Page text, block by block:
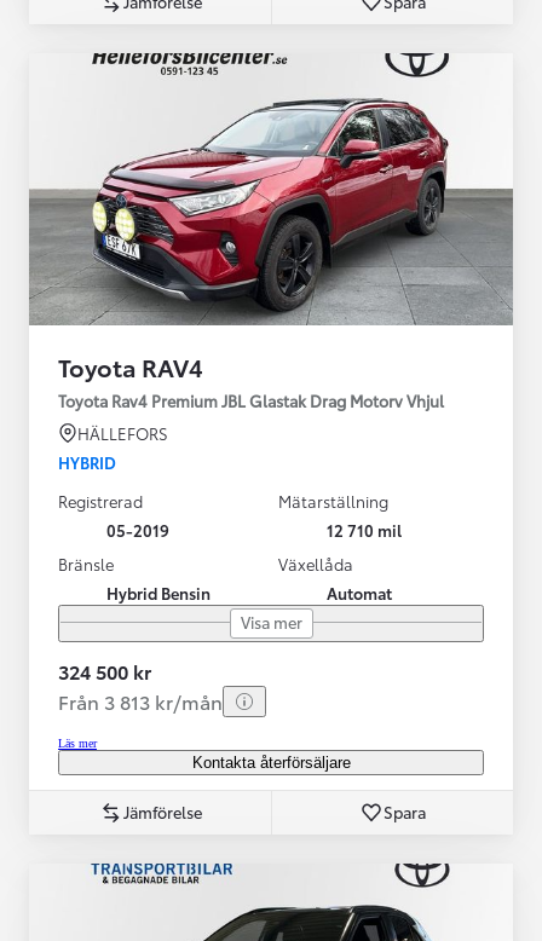
Toyota RAV4
Toyota Rav4 Premium JBL Glastak Drag Motorv Vhjul
HÄLLEFORS
HYBRID
Registrerad
05-2019
Mätarställning
12 710 mil
Bränsle
Hybrid Bensin
Växellåda
Automat
Visa mer
324 500 kr
Från 3 813 kr/mån
Läs mer
Kontakta återförsäljare
Jämförelse Spara